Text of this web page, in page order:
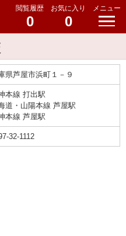
閲覧履歴
0
お気に入り
0
メニュー
県芦屋市浜町１－９
本線 打出駅
道・山陽本線 芦屋駅
本線 芦屋駅
32-1112